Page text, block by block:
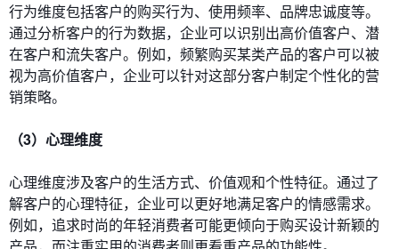
行为维度包括客户的购买行为、使用频率、品牌忠诚度等。
通过分析客户的行为数据，企业可以识别出高价值客户、潜
在客户和流失客户。例如，频繁购买某类产品的客户可以被
视为高价值客户，企业可以针对这部分客户制定个性化的营
销策略。
（3）心理维度
心理维度涉及客户的生活方式、价值观和个性特征。通过了
解客户的心理特征，企业可以更好地满足客户的情感需求。
例如，追求时尚的年轻消费者可能更倾向于购买设计新颖的